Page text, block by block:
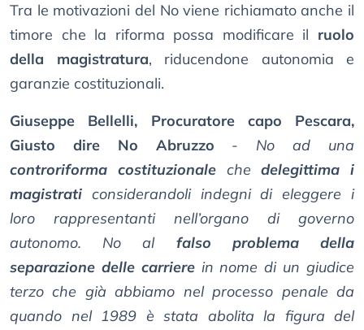
Tra le motivazioni del No viene richiamato anche il
timore che la riforma possa modificare il ruolo
della magistratura, riducendone autonomia e
garanzie costituzionali.
Giuseppe Bellelli, Procuratore capo Pescara,
Giusto dire No Abruzzo - No ad una
controriforma costituzionalechedelegittima i
magistrati considerandoli indegni di eleggere i
loro rappresentanti nell’organo di governo
autonomo. No al falso problema della
separazione delle carrierein nome di un giudice
terzo che già abbiamo nel processo penale da
quando nel 1989 è stata abolita la figura del